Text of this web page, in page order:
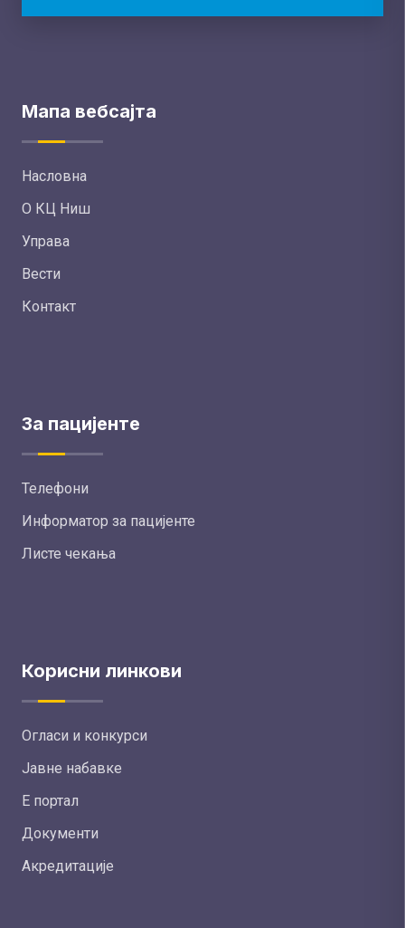
Мапа вебсајта
Насловна
О КЦ Ниш
Управа
Вести
Контакт
За пацијенте
Телефони
Информатор за пацијенте
Листе чекања
Корисни линкови
Огласи и конкурси
Јавне набавке
Е портал
Документи
Акредитације